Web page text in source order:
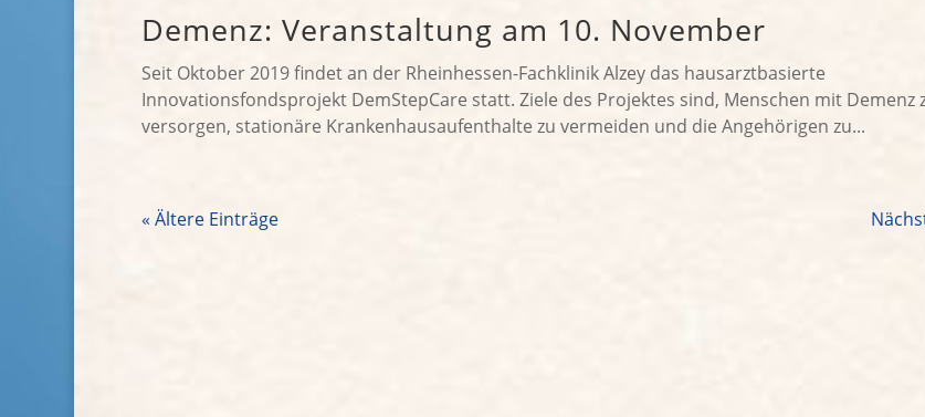
Demenz: Veranstaltung am 10. November
Seit Oktober 2019 findet an der Rheinhessen-Fachklinik Alzey das hausarztbasierte
Innovationsfondsprojekt DemStepCare statt. Ziele des Projektes sind, Menschen mit Demenz
versorgen, stationäre Krankenhausaufenthalte zu vermeiden und die Angehörigen zu...
« Ältere Einträge